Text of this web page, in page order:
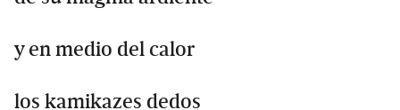
y en medio del calor
los kamikazes dedos